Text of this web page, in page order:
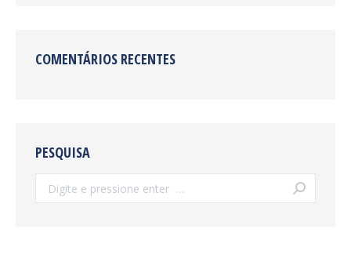
COMENTÁRIOS RECENTES
PESQUISA
Search: